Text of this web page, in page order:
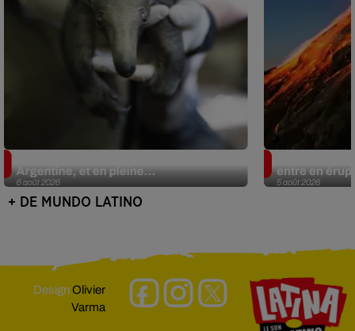
6 août 2026
Argentine, et en pleine...
5 août 2026
entre en
+ DE MUNDO LATINO
DesignOlivier
Varma